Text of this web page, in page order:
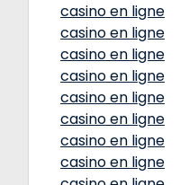
casino en ligne
casino en ligne
casino en ligne
casino en ligne
casino en ligne
casino en ligne
casino en ligne
casino en ligne